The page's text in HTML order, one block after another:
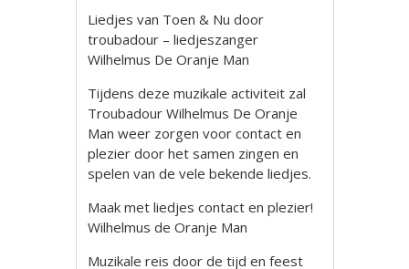
Liedjes van Toen & Nu door
troubadour – liedjeszanger
Wilhelmus De Oranje Man
Tijdens deze muzikale activiteit zal
Troubadour Wilhelmus De Oranje
Man weer zorgen voor contact en
plezier door het samen zingen en
spelen van de vele bekende liedjes.
Maak met liedjes contact en plezier!
Wilhelmus de Oranje Man
Muzikale reis door de tijd en feest